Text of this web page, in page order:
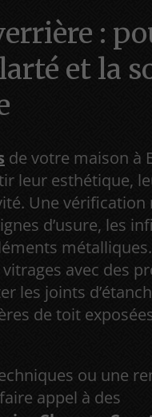
:
et la
de votre maison à
leur esthétique,
Une vérification
d’usure, les
avec des
les joints
de toit
ou une
appel à des